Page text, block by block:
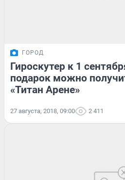
ГОРОД
Гироскутер к 1
подарок можно
«Титан Арене»
27 августа, 2018, 09:00 2 411